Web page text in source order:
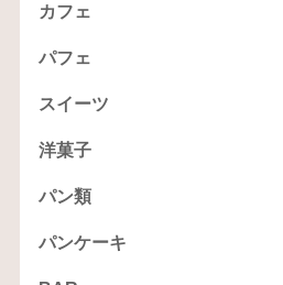
カフェ
パフェ
スイーツ
洋菓子
パン類
パンケーキ